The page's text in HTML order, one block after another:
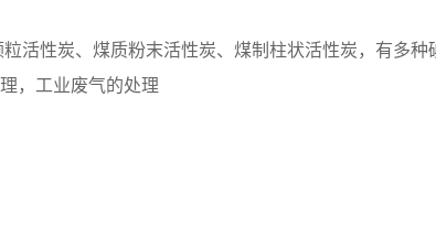
活性炭、煤质粉末活性炭、煤制柱状活性炭，有多种
，工业废气的处理